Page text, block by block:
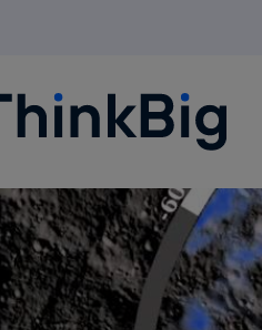
Blogthinkbig.com